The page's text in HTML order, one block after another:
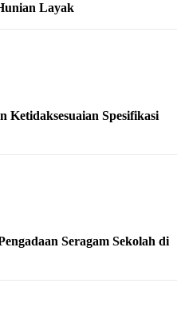
Layak
Ketidaksesuaian Spesifikasi
Seragam Sekolah di